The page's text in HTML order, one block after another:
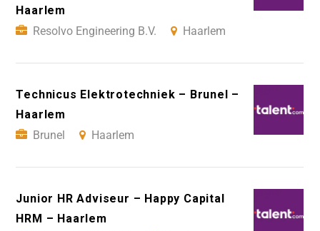
Haarlem
Resolvo Engineering B.V.
Haarlem
Technicus Elektrotechniek – Brunel –
Haarlem
Brunel
Haarlem
Junior HR Adviseur – Happy Capital
HRM – Haarlem